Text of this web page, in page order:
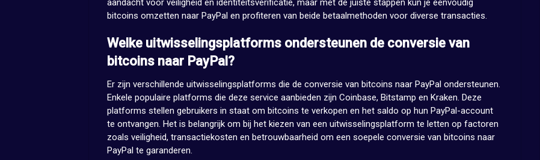
aandacht voor veiligheid en identiteitsverificatie, maar met de juiste stappen kun je eenvoudig
bitcoins omzetten naar PayPal en profiteren van beide betaalmethoden voor diverse transacties.
Welke uitwisselingsplatforms ondersteunen de conversie van
bitcoins naar PayPal?
Er zijn verschillende uitwisselingsplatforms die de conversie van bitcoins naar PayPal ondersteunen.
Enkele populaire platforms die deze service aanbieden zijn Coinbase, Bitstamp en Kraken. Deze
platforms stellen gebruikers in staat om bitcoins te verkopen en het saldo op hun PayPal-account
te ontvangen. Het is belangrijk om bij het kiezen van een uitwisselingsplatform te letten op factoren
zoals veiligheid, transactiekosten en betrouwbaarheid om een soepele conversie van bitcoins naar
PayPal te garanderen.